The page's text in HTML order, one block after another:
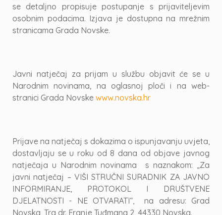
se detaljno propisuje postupanje s prijaviteljevim
osobnim podacima. Izjava je dostupna na mrežnim
stranicama Grada Novske.
Javni natječaj za prijam u službu objavit će se u
Narodnim novinama, na oglasnoj ploči i na web-
stranici Grada Novske www.novska.hr
Prijave na natječaj s dokazima o ispunjavanju uvjeta,
dostavljaju se u roku od 8 dana od objave javnog
natječaja u Narodnim novinama s naznakom: „Za
javni natječaj – VIŠI STRUČNI SURADNIK ZA JAVNO
INFORMIRANJE, PROTOKOL I DRUŠTVENE
DJELATNOSTI - NE OTVARATI“, na adresu: Grad
Novska, Trg dr. Franje Tuđmana 2, 44330 Novska.